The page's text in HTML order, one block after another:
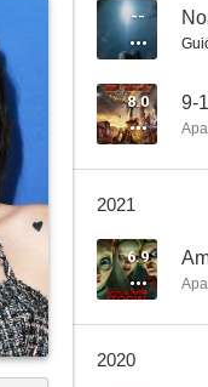
La voz
--
8.0 9-
2021
6.9
2020